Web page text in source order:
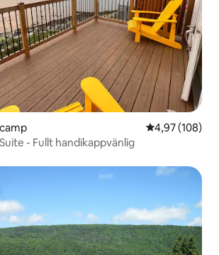
4,97 av 5 i
4,97 (108)
- Fullt handikappvänlig